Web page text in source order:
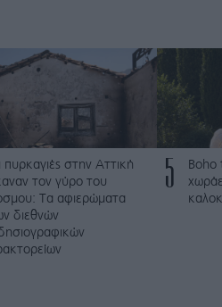
πυρκαγιές στην Αττική
τον γύρο του
Τα αφιερώματα
διεθνών
5
Boho